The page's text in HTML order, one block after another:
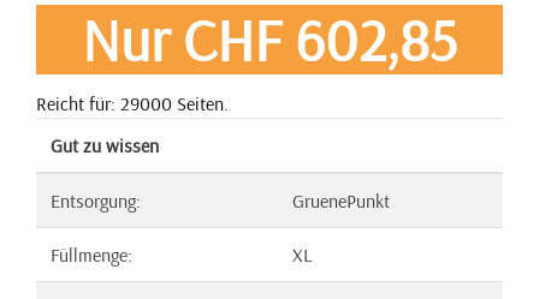
Nur CHF 602,85
Reicht für: 29000 Seiten.
Gut zu wissen
Entsorgung: GruenePunkt
Füllmenge: XL